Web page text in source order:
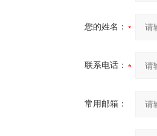
您的姓名：
联系电话：
常用邮箱：